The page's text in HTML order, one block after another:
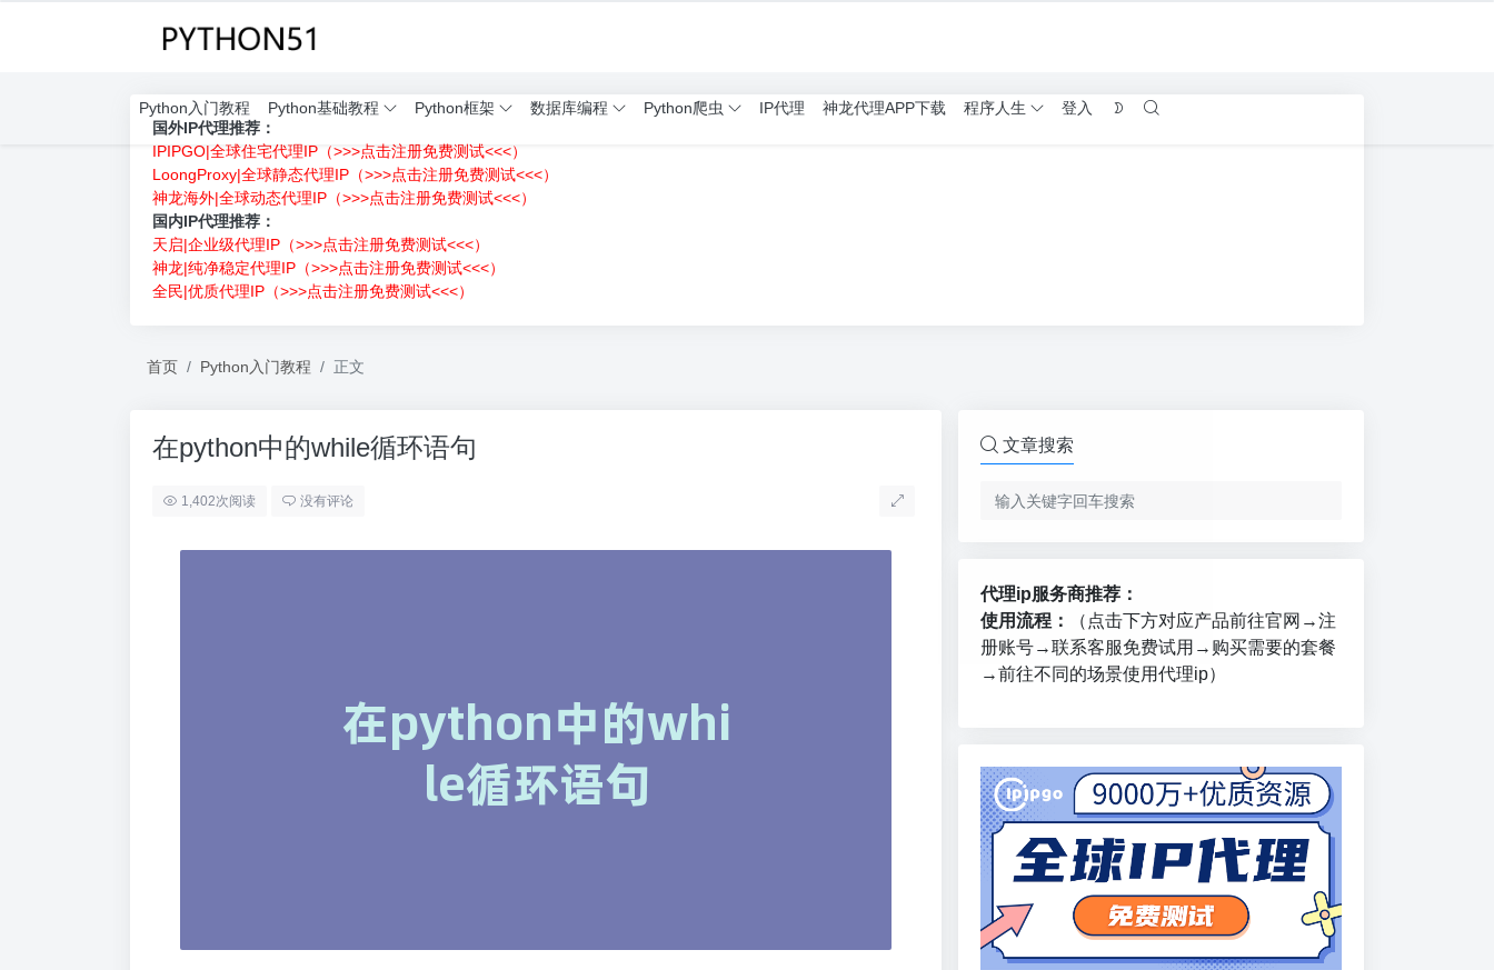
Python入门教程 Python基础教程 Python框架 数据库编程 Python爬虫 IP代理 神龙代理APP下载 程序人生
登入
国外IP代理推荐：
IPIPGO|全球住宅代理IP（>>>点击注册免费测试<<<）
LoongProxy|全球静态代理IP（>>>点击注册免费测试<<<）
神龙海外|全球动态代理IP（>>>点击注册免费测试<<<）
国内IP代理推荐：
天启|企业级代理IP（>>>点击注册免费测试<<<）
神龙|纯净稳定代理IP（>>>点击注册免费测试<<<）
全民|优质代理IP（>>>点击注册免费测试<<<）
首页 Python入门教程 正文
在python中的while循环语句
1,402次阅读 没有评论
文章搜索
代理ip服务商推荐：
使用流程：
（点击下方对应产品前往官网→注
册账号→联系客服免费试用→购买需要的套餐
→前往不同的场景使用代理ip）